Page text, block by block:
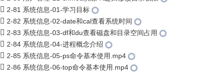
2-81 系统信息-01-学习目标
2-82 系统信息-02-date和cal查看系统时间
2-83 系统信息-03-df和du查看磁盘和目录空间占用
2-84 系统信息-04-进程概念介绍
2-85 系统信息-05-ps命令基本使用.mp4
2-86 系统信息-06-top命令基本使用.mp4